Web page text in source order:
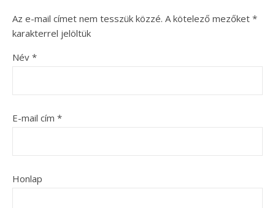
Az e-mail címet nem tesszük közzé. A kötelező mezőket *
karakterrel jelöltük
Név *
E-mail cím *
Honlap